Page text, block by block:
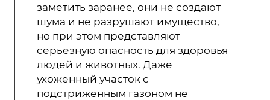
заметить заранее, они не создают
шума и не разрушают имущество,
но при этом представляют
серьезную опасность для здоровья
людей и животных. Даже
ухоженный участок с
подстриженным газоном не